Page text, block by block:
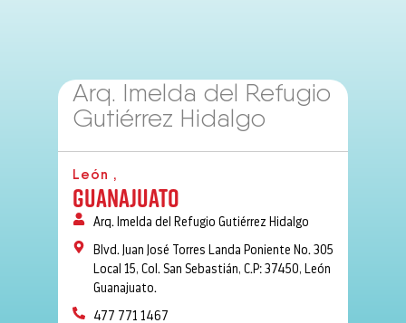
Arq. Imelda del Refugio
Gutiérrez Hidalgo
León ,
Guanajuato
Arq. Imelda del Refugio Gutiérrez Hidalgo
Blvd. Juan José Torres Landa Poniente No. 305
Local 15, Col. San Sebastián, C.P: 37450, León
Guanajuato.
477 771 1467